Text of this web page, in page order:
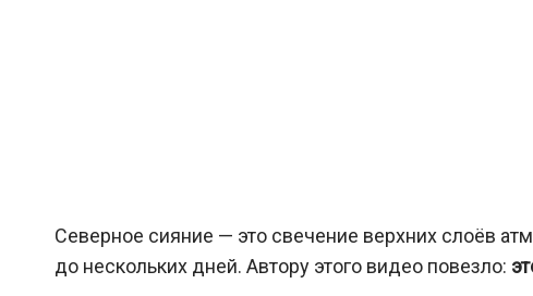
Северное сияние — это свечение верхних слоёв
до нескольких дней. Автору этого видео повезло: